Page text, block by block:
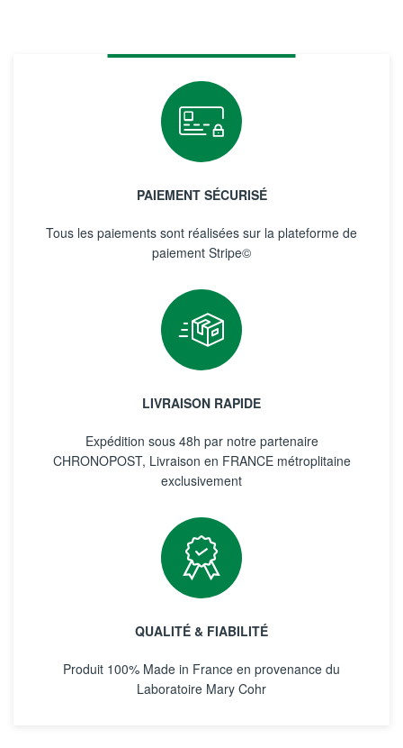
PAIEMENT SÉCURISÉ
Tous les paiements sont réalisées sur la plateforme de
paiement Stripe©
LIVRAISON RAPIDE
Expédition sous 48h par notre partenaire
CHRONOPOST, Livraison en FRANCE métroplitaine
exclusivement
QUALITÉ & FIABILITÉ
Produit 100% Made in France en provenance du
Laboratoire Mary Cohr